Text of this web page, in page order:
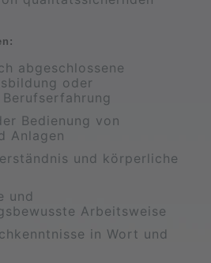
abgeschlossene
oder
Bedienung von
Anlagen
und körperliche
und
Arbeitsweise
in Wort und